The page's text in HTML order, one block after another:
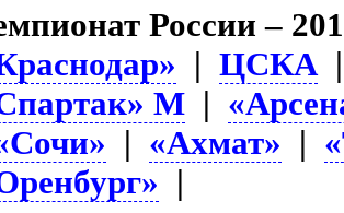
России –
|ЦСКА
М |
| «Ахмат» |
|